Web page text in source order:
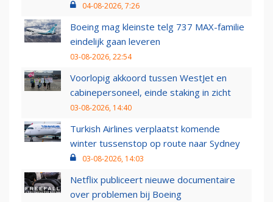
04-08-2026, 7:26
Boeing mag kleinste telg 737 MAX-familie
eindelijk gaan leveren
03-08-2026, 22:54
Voorlopig akkoord tussen WestJet en
cabinepersoneel, einde staking in zicht
03-08-2026, 14:40
Turkish Airlines verplaatst komende
winter tussenstop op route naar Sydney
03-08-2026, 14:03
Netflix publiceert nieuwe documentaire
over problemen bij Boeing